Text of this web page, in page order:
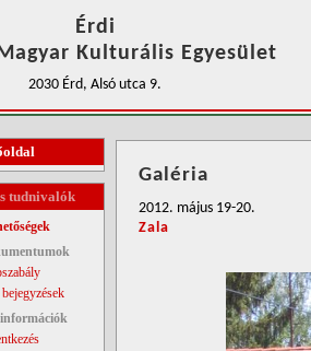
Érdi
Kulturális Egyesület
2030 Érd, Alsó utca 9.
tudnivalók
Galéria
2012. május 19-20.
Zala